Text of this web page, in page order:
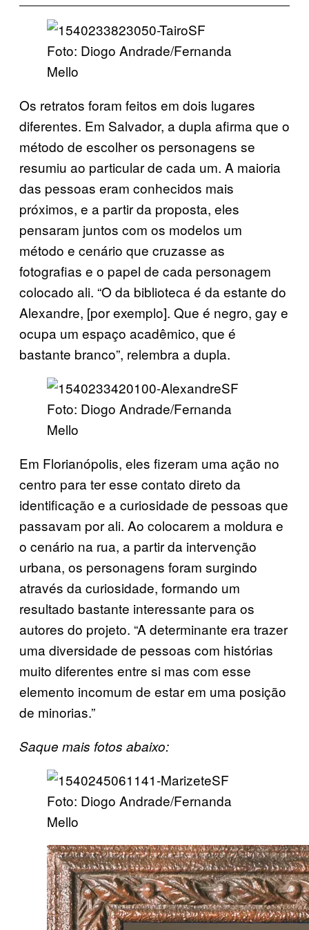
Foto: Diogo Andrade/Fernanda
Mello
Os retratos foram feitos em dois lugares
diferentes. Em Salvador, a dupla afirma que o
método de escolher os personagens se
resumiu ao particular de cada um. A maioria
das pessoas eram conhecidos mais
próximos, e a partir da proposta, eles
pensaram juntos com os modelos um
método e cenário que cruzasse as
fotografias e o papel de cada personagem
colocado ali. “O da biblioteca é da estante do
Alexandre, [por exemplo]. Que é negro, gay e
ocupa um espaço acadêmico, que é
bastante branco”, relembra a dupla.
Foto: Diogo Andrade/Fernanda
Mello
Em Florianópolis, eles fizeram uma ação no
centro para ter esse contato direto da
identificação e a curiosidade de pessoas que
passavam por ali. Ao colocarem a moldura e
o cenário na rua, a partir da intervenção
urbana, os personagens foram surgindo
através da curiosidade, formando um
resultado bastante interessante para os
autores do projeto. “A determinante era trazer
uma diversidade de pessoas com histórias
muito diferentes entre si mas com esse
elemento incomum de estar em uma posição
de minorias.”
Saque mais fotos abaixo:
Foto: Diogo Andrade/Fernanda
Mello